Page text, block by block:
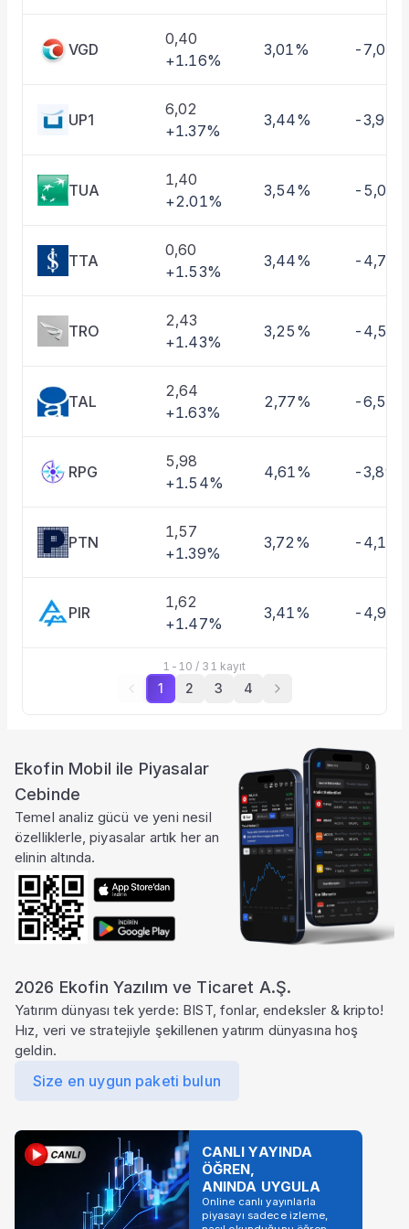
Fiyat Endeks Değişimi
VGD
0,40
+1.16%
3,01% -7,06%
UP1
6,02
+1.37%
3,44% -3,94%
TUA
1,40
+2.01%
3,54% -
TTA
0,60
+1.53%
3,44% -
TRO
2,43
+1.43%
3,25% -
TAL
2,64
+1.63%
2,77% -
RPG
5,98
+1.54%
4,61% -3,89%
PTN
1,57
+1.39%
3,72% -
PIR
1,62
+1.47%
3,41% -
1 - 10 / 31 kayıt
1 2 3 4
Ekofin Mobil ile Piyasalar
Cebinde
Temel analiz gücü ve yeni nesil
özelliklerle, piyasalar artık her an
elinin altında.
2026 Ekofin Yazılım ve Ticaret A.Ş.
Yatırım dünyası tek yerde: BIST, fonlar, endeksler & kripto!
Hız, veri ve stratejiyle şekillenen yatırım dünyasına hoş
geldin.
Size en uygun paketi bulun
CANLI YAYINDA
ÖĞREN,
ANINDA UYGULA
Online canlı yayınlarla
piyasayı sadece izleme,